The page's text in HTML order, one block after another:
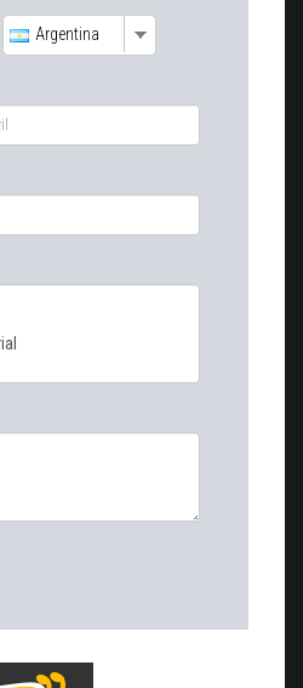
Argentina